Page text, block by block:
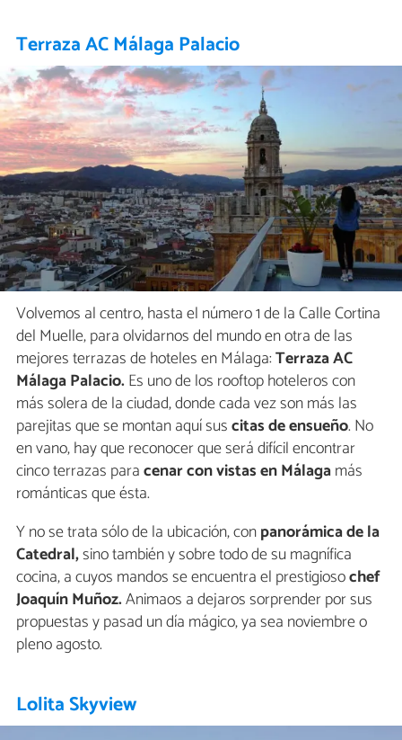
Terraza AC Málaga Palacio
Volvemos al centro, hasta el número 1 de la Calle Cortina
del Muelle, para olvidarnos del mundo en otra de las
mejores terrazas de hoteles en Málaga:Terraza AC
Málaga Palacio.Es uno de los rooftop hoteleros con
más solera de la ciudad, donde cada vez son más las
parejitas que se montan aquí suscitas de ensueño. No
en vano, hay que reconocer que será difícil encontrar
cinco terrazas paracenar con vistas en Málagamás
románticas que ésta.
Y no se trata sólo de la ubicación, conpanorámica de la
Catedral,sino también y sobre todo de su magnífica
cocina, a cuyos mandos se encuentra el prestigiosochef
Joaquín Muñoz.Animaos a dejaros sorprender por sus
propuestas y pasad un día mágico, ya sea noviembre o
pleno agosto.
Lolita Skyview